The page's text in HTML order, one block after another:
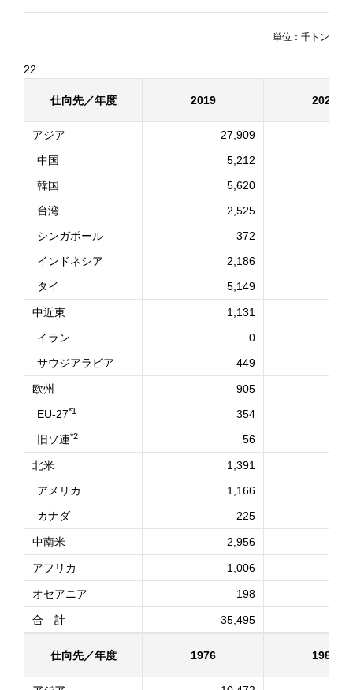
単位：千トン
22
仕向先／年度 2019 2020
アジア 27,909
中国
5,212
韓国
5,620
台湾
2,525
シンガポール
372
インドネシア
2,186
タイ
5,149
中近東
1,131
イラン
0
サウジアラビア
449
欧州 905
EU-27*1
354
旧ソ連*2 56
北米
1,391
アメリカ
1,166
カナダ
225
中南米 2,956
アフリカ 1,006
オセアニア 198
合 計 35,495
仕向先／年度 1976 1985